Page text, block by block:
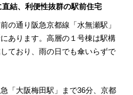
結、利便性抜群の駅前住宅
の通り阪急京都線「水無瀬駅」
あります。高層の１号棟は駅構
ており、雨の日でも傘いらずで
「大阪梅田駅」まで36分、京都